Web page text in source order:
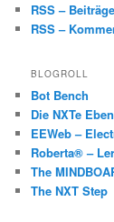
RSS – Beiträge
RSS –
BLOGROLL
Bot Bench
Die NXTe
EEWeb –
Roberta® –
The
The NXT Step